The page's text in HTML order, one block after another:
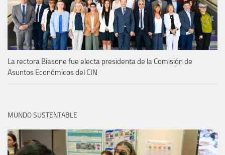
La rectora Biasone fue electa presidenta de la Comisión de
Asuntos Económicos del CIN
MUNDO SUSTENTABLE